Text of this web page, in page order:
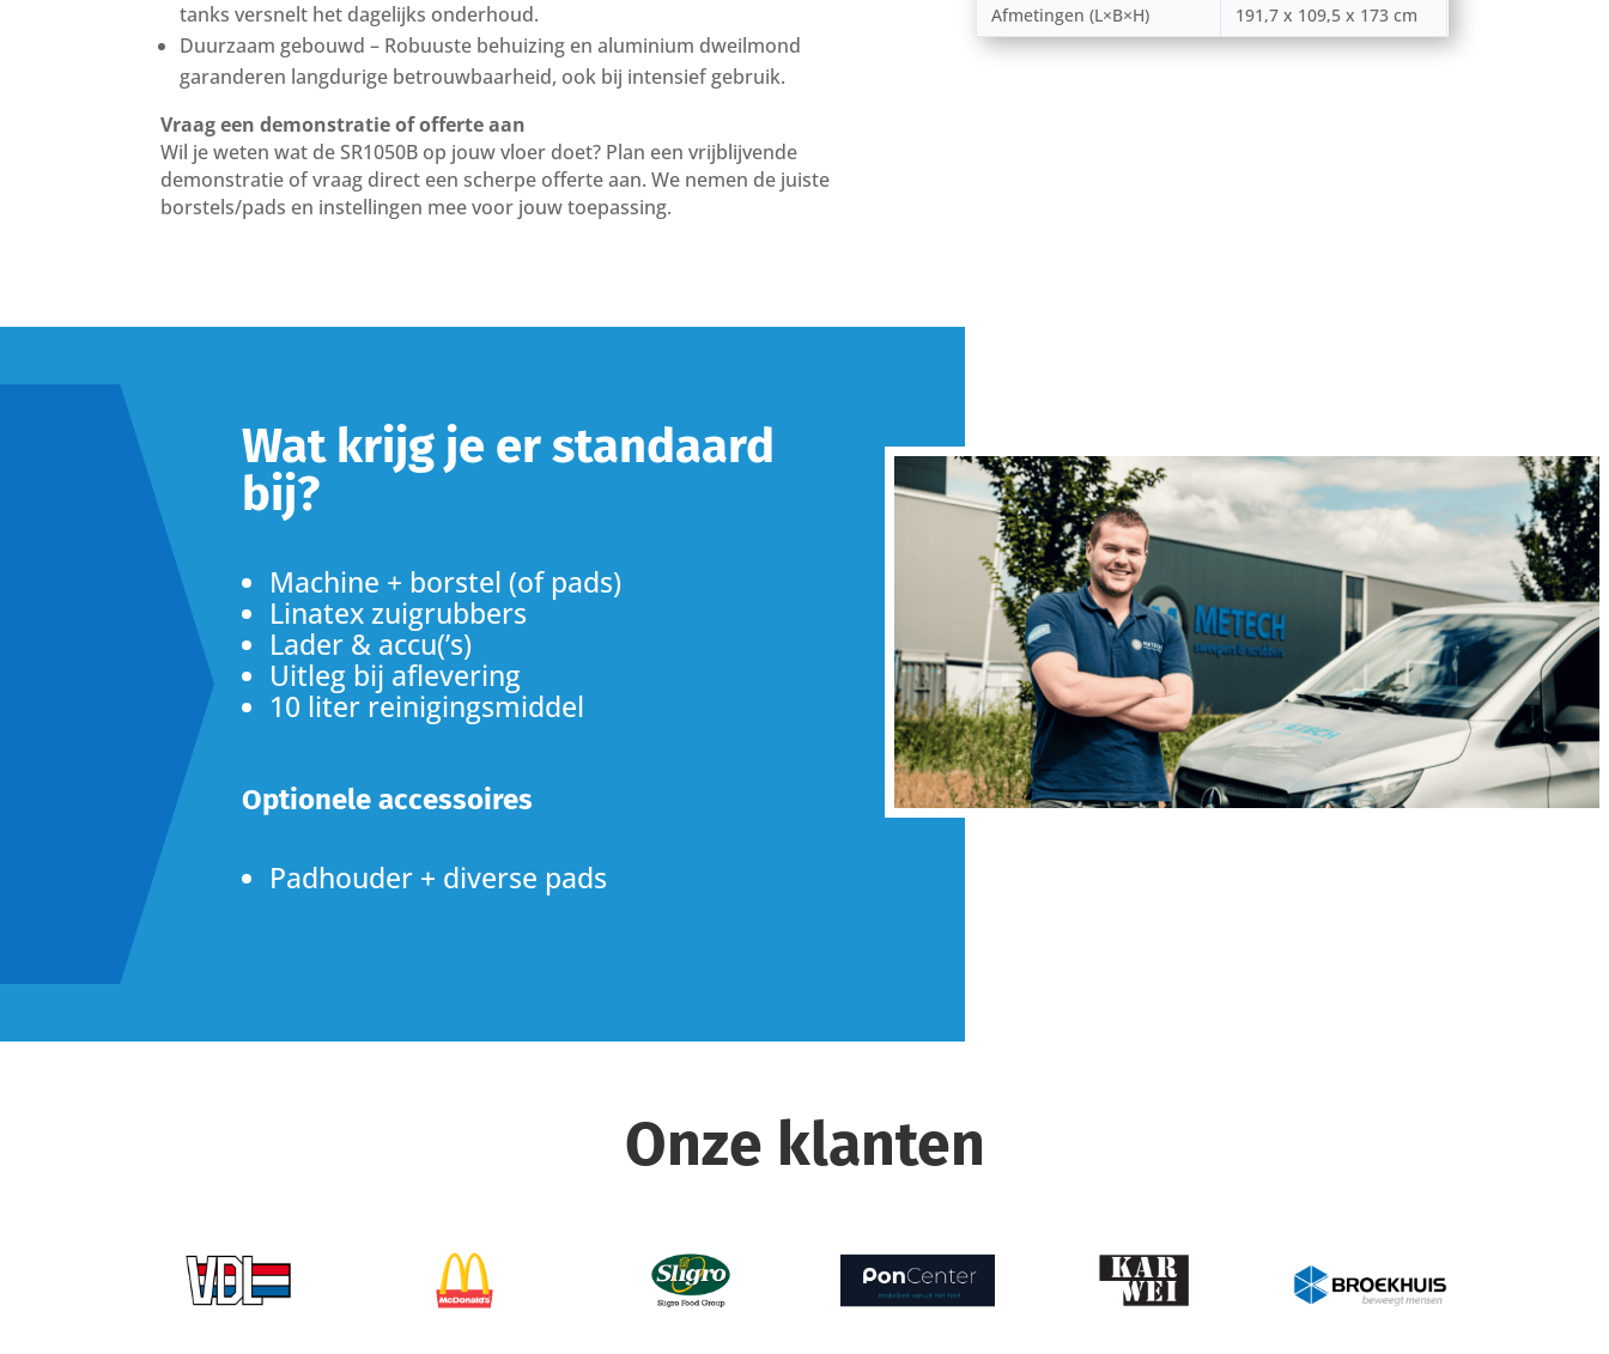
tanks versnelt het dagelijks onderhoud.
Duurzaam gebouwd – Robuuste behuizing en aluminium dweilmond
garanderen langdurige betrouwbaarheid, ook bij intensief gebruik.
Vraag een demonstratie of offerte aan
Wil je weten wat de SR1050B op jouw vloer doet? Plan een vrijblijvende
demonstratie of vraag direct een scherpe offerte aan. We nemen de juiste
borstels/pads en instellingen mee voor jouw toepassing.
Afmetingen (L×B×H)
191,7 x 109,5 x 173 cm
Wat krijg je er standaard
bij?
Machine + borstel (of pads)
Linatex zuigrubbers
Lader & accu(’s)
Uitleg bij aflevering
10 liter reinigingsmiddel
Optionele accessoires
Padhouder + diverse pads
Onze klanten